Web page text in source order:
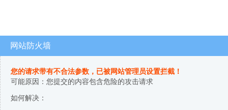
网站防火墙
您的请求带有不合法参数，已被网站管理员设置拦截！
可能原因：您提交的内容包含危险的攻击请求
如何解决：